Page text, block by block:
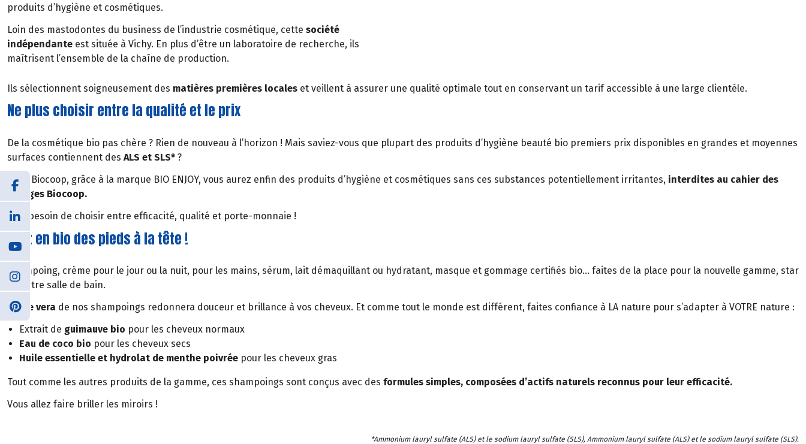
produits d’hygiène et cosmétiques.
Loin des mastodontes du business de l’industrie cosmétique, cette société
indépendante est située à Vichy. En plus d’être un laboratoire de recherche, ils
maîtrisent l’ensemble de la chaîne de production.
Ils sélectionnent soigneusement des matières premières locales et veillent à assurer une qualité optimale tout en conservant un tarif accessible à une large clientèle.
Ne plus choisir entre la qualité et le prix
De la cosmétique bio pas chère ? Rien de nouveau à l’horizon ! Mais saviez-vous que plupart des produits d’hygiène beauté bio premiers prix disponibles en grandes et moyennes
surfaces contiennent des ALS et SLS* ?
Chez Biocoop, grâce à la marque BIO ENJOY, vous aurez enfin des produits d’hygiène et cosmétiques sans ces substances potentiellement irritantes, interdites au cahier des
charges Biocoop.
Plus besoin de choisir entre efficacité, qualité et porte-monnaie !
Tout en bio des pieds à la tête !
Shampoing, crème pour le jour ou la nuit, pour les mains, sérum, lait démaquillant ou hydratant, masque et gommage certifiés bio… faites de la place pour la nouvelle gamme, star
de votre salle de bain.
L’aloe vera de nos shampoings redonnera douceur et brillance à vos cheveux. Et comme tout le monde est différent, faites confiance à LA nature pour s’adapter à VOTRE nature :
Extrait de guimauve bio pour les cheveux normaux
Eau de coco bio pour les cheveux secs
Huile essentielle et hydrolat de menthe poivrée pour les cheveux gras
Tout comme les autres produits de la gamme, ces shampoings sont conçus avec des formules simples, composées d’actifs naturels reconnus pour leur efficacité.
Vous allez faire briller les miroirs !
*Ammonium lauryl sulfate (ALS) et le sodium lauryl sulfate (SLS), Ammonium lauryl sulfate (ALS) et le sodium lauryl sulfate (SLS).